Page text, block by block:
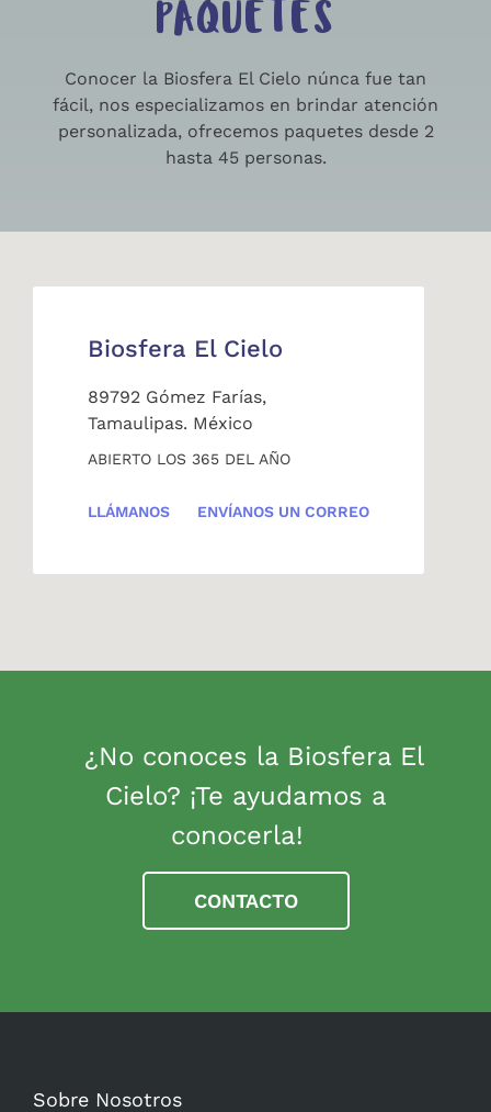
PAQUETES
Conocer la Biosfera El Cielo núnca fue tan
fácil, nos especializamos en brindar atención
personalizada, ofrecemos paquetes desde 2
hasta 45 personas.
Biosfera El Cielo
89792 Gómez Farías,
Tamaulipas. México
ABIERTO LOS 365 DEL AÑO
LLÁMANOS ENVÍANOS UN CORREO
¿No conoces la Biosfera El
Cielo? ¡Te ayudamos a
conocerla!
CONTACTO
Sobre Nosotros